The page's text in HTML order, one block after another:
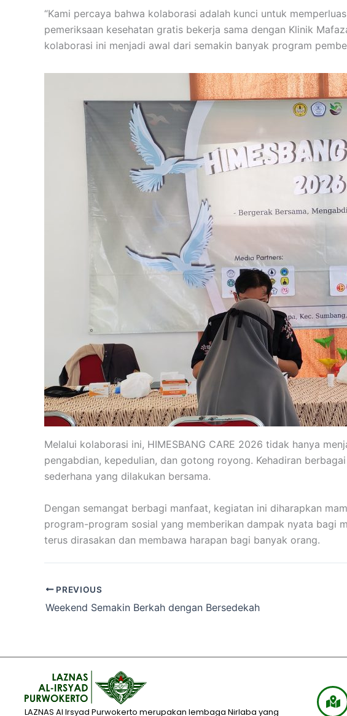
“Kami percaya bahwa kolaborasi adalah kunci untuk
pemeriksaan kesehatan gratis bekerja sama dengan Klinik
kolaborasi ini menjadi awal dari semakin banyak program
Melalui kolaborasi ini, HIMESBANG CARE 2026 tidak hanya
pengabdian, kepedulian, dan gotong royong. Kehadiran
sederhana yang dilakukan bersama.
Dengan semangat berbagi manfaat, kegiatan ini diharapkan
program-program sosial yang memberikan dampak nyata bagi
terus dirasakan dan membawa harapan bagi banyak orang.
PREVIOUS
Weekend Semakin Berkah dengan Bersedekah
LAZNAS Al Irsyad Purwokerto merupakan lembaga Nirlaba yang